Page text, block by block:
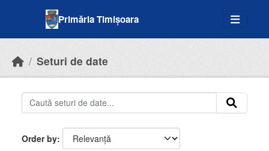
Primăria Timișoara
Seturi de date
Order by